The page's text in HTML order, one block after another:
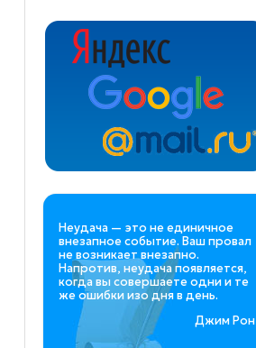
Неудача — это не единичное
внезапное событие. Ваш провал
не возникает внезапно.
Напротив, неудача появляется,
когда вы совершаете одни и те
же ошибки изо дня в день.
Джим Рон